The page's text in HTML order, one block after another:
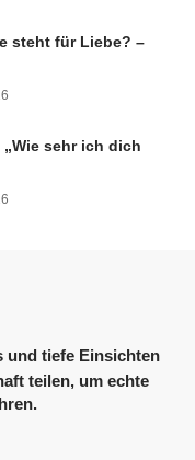
steht für Liebe? –
sehr ich dich
teilen, um echte